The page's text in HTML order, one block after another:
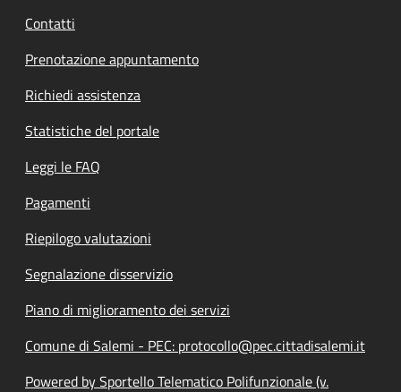
Contatti
Prenotazione appuntamento
Richiedi assistenza
Statistiche del portale
Leggi le FAQ
Pagamenti
Riepilogo valutazioni
Segnalazione disservizio
Piano di miglioramento dei servizi
Comune di Salemi - PEC: protocollo@pec.cittadisalemi.it
Powered by Sportello Telematico Polifunzionale (v.